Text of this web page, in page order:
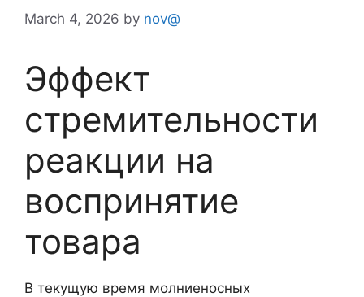
March 4, 2026 by nov@
Эффект
стремительности
реакции на
воспринятие
товара
В текущую время молниеносных